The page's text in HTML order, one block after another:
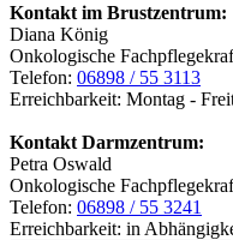
Kontakt im Brustzentrum:
Diana König
Onkologische
Telefon: 06898 / 55 3113
Erreichbarkeit: Montag -
Kontakt Darmzentrum:
Petra Oswald
Onkologische
Telefon: 06898 / 55 3241
Erreichbarkeit: in